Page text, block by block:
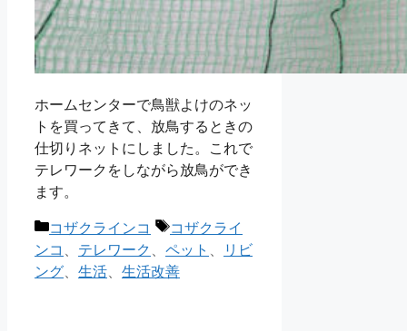
ホームセンターで鳥獣よけのネッ
トを買ってきて、放鳥するときの
仕切りネットにしました。これで
テレワークをしながら放鳥ができ
ます。
カ
テ
ゴ
コザクラインコ
タ
グ
コザクライ
ンコ
テレワーク ペット
リビ
ング
生活 生活改善